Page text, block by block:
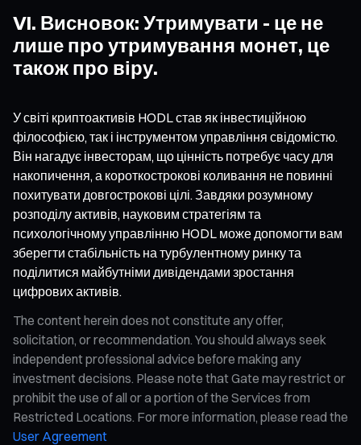
VI. Висновок: Утримувати - це не
лише про утримування монет, це
також про віру.
У світі криптоактивів HODL став як інвестиційною
філософією, так і інструментом управління свідомістю.
Він нагадує інвесторам, що цінність потребує часу для
накопичення, а короткострокові коливання не повинні
похитувати довгострокові цілі. Завдяки розумному
розподілу активів, науковим стратегіям та
психологічному управлінню HODL може допомогти вам
зберегти стабільність на турбулентному ринку та
поділитися майбутніми дивідендами зростання
цифрових активів.
The content herein does not constitute any offer,
solicitation, or recommendation. You should always seek
independent professional advice before making any
investment decisions. Please note that Gate may restrict or
prohibit the use of all or a portion of the Services from
Restricted Locations. For more information, please read the
User Agreement